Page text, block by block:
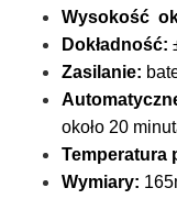
Wysokość
Dokładność:
Zasilanie:
około 20
Temperatura
Wymiary: